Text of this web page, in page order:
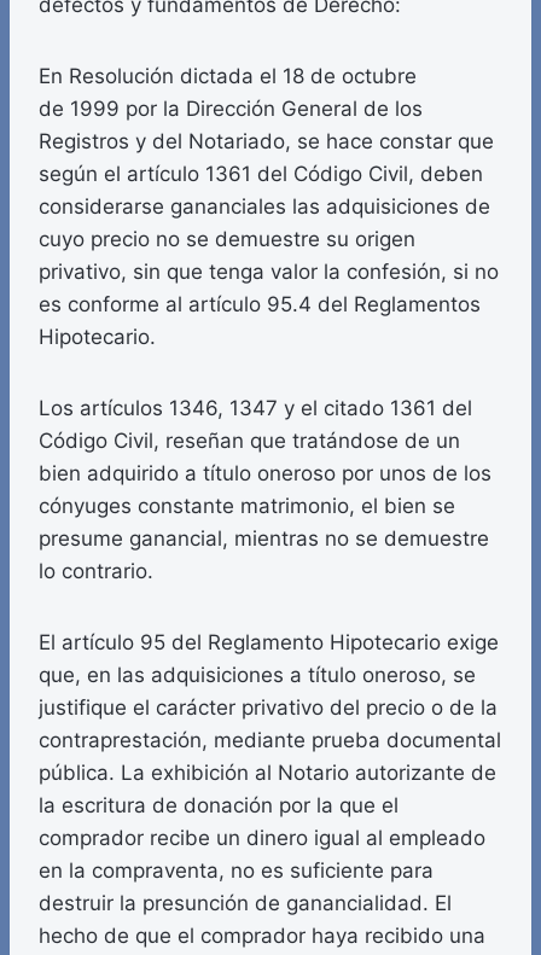
defectos y fundamentos de Derecho:
En Resolución dictada el 18 de octubre
de 1999 por la Dirección General de los
Registros y del Notariado, se hace constar que
según el artículo 1361 del Código Civil, deben
considerarse gananciales las adquisiciones de
cuyo precio no se demuestre su origen
privativo, sin que tenga valor la confesión, si no
es conforme al artículo 95.4 del Reglamentos
Hipotecario.
Los artículos 1346, 1347 y el citado 1361 del
Código Civil, reseñan que tratándose de un
bien adquirido a título oneroso por unos de los
cónyuges constante matrimonio, el bien se
presume ganancial, mientras no se demuestre
lo contrario.
El artículo 95 del Reglamento Hipotecario exige
que, en las adquisiciones a título oneroso, se
justifique el carácter privativo del precio o de la
contraprestación, mediante prueba documental
pública. La exhibición al Notario autorizante de
la escritura de donación por la que el
comprador recibe un dinero igual al empleado
en la compraventa, no es suficiente para
destruir la presunción de ganancialidad. El
hecho de que el comprador haya recibido una